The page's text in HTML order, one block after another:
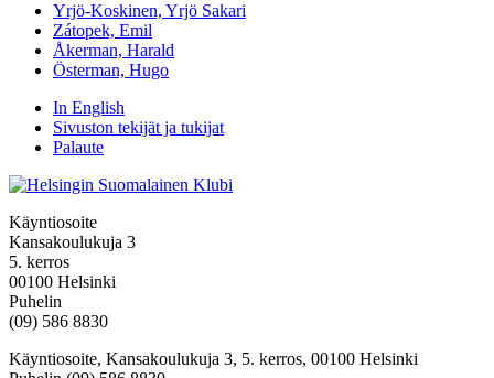
Yrjö-Koskinen, Yrjö Sakari
Zátopek, Emil
Åkerman, Harald
Österman, Hugo
In English
Sivuston tekijät ja tukijat
Palaute
Käyntiosoite
Kansakoulukuja 3
5. kerros
00100 Helsinki
Puhelin
(09) 586 8830
Käyntiosoite, Kansakoulukuja 3, 5. kerros, 00100 Helsinki